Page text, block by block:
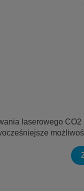
laserowego